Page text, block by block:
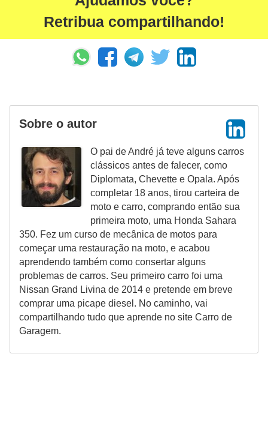
Retribua compartilhando!
Sobre o autor
O pai de André já teve alguns carros
clássicos antes de falecer, como
Diplomata, Chevette e Opala. Após
completar 18 anos, tirou carteira de
moto e carro, comprando então sua
primeira moto, uma Honda Sahara
350. Fez um curso de mecânica de motos para
começar uma restauração na moto, e acabou
aprendendo também como consertar alguns
problemas de carros. Seu primeiro carro foi uma
Nissan Grand Livina de 2014 e pretende em breve
comprar uma picape diesel. No caminho, vai
compartilhando tudo que aprende no site Carro de
Garagem.